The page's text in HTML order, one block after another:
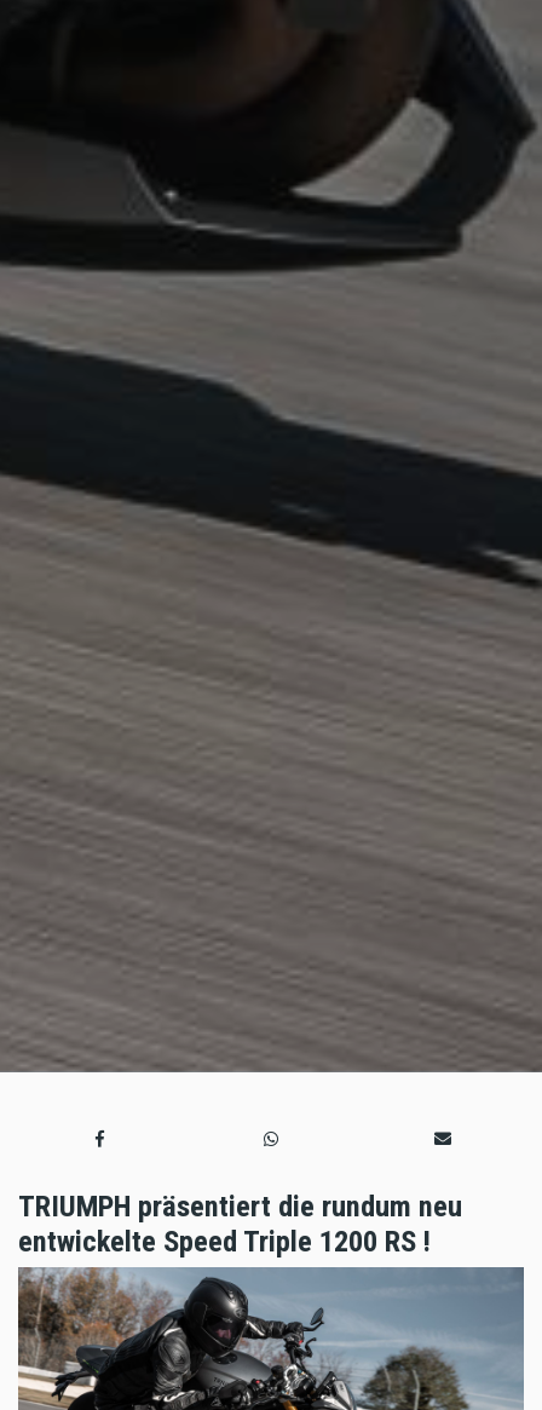
TRIUMPH präsentiert die rundum neu
entwickelte Speed Triple 1200 RS !